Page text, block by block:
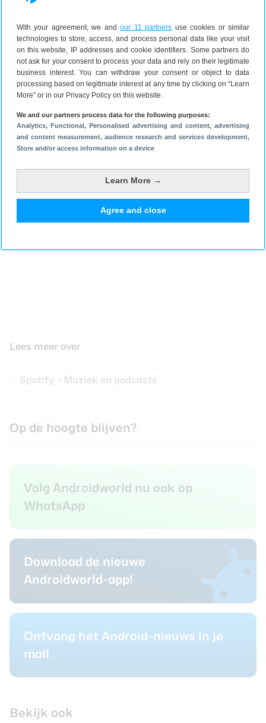
With your agreement, we andour 11 partners use cookies or similar
technologies to store, access, and process personal data like your visit
on this website, IP addresses and cookie identifiers. Some partners do
not ask for your consent to process your data and rely on their legitimate
business interest. You can withdraw your consent or object to data
processing based on legitimate interest at any time by clicking on “Learn
More” or in our Privacy Policy on this website.
We and our partners process data for the following purposes:
Analytics, Functional, Personalised advertising and content, advertising
and content measurement, audience research and services development,
Store and/or access information on a device
Learn More →
Agree and close
Lees meer over
Spotify - Muziek en podcasts
Op de hoogte blijven?
Volg Androidworld nu ook op
WhatsApp
Download de nieuwe
Androidworld-app!
Ontvang het Android-nieuws in je
mail
Bekijk ook